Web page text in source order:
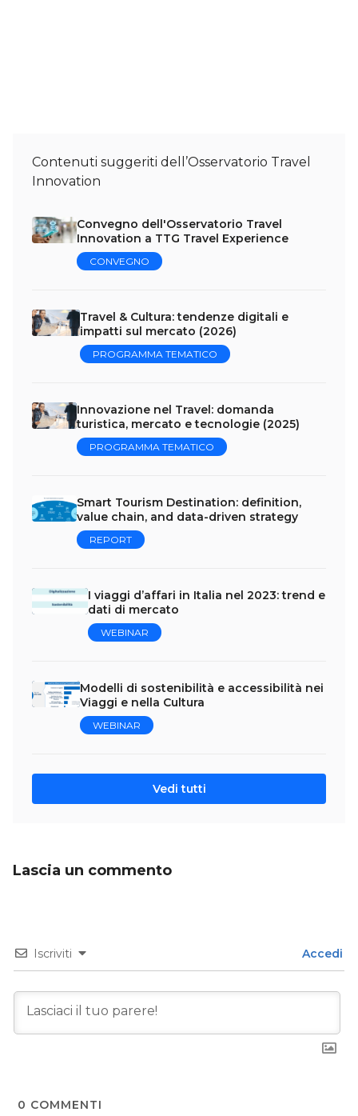
Contenuti suggeriti dell’Osservatorio Travel
Innovation
Convegno dell'Osservatorio Travel
Innovation a TTG Travel Experience
CONVEGNO
Travel & Cultura: tendenze digitali e
impatti sul mercato (2026)
PROGRAMMA TEMATICO
Innovazione nel Travel: domanda
turistica, mercato e tecnologie (2025)
PROGRAMMA TEMATICO
Smart Tourism Destination: definition,
value chain, and data-driven strategy
REPORT
I viaggi d’affari in Italia nel 2023: trend e
dati di mercato
WEBINAR
Modelli di sostenibilità e accessibilità nei
Viaggi e nella Cultura
WEBINAR
Vedi tutti
Lascia un commento
Iscriviti Accedi
0 COMMENTI